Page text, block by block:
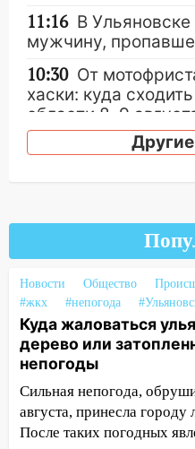
11:16 В
мужчину,
10:30 От
хаски: куда
области 8–9
10:11
Директора
Дети на
велосипедисты,
пешеходы. Обзор
Ульяновской
08:30 Поджог со
домов и выстрел
07:50 Какая
августа
06:45
Новости Общество
#жкх
#непогода
Куда жаловаться
дерево или
непогоды
Сильная непогода,
августа, принесла
После таких погодных